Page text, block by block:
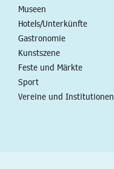
Museen
Hotels/Unterkünfte
Gastronomie
Kunstszene
Feste und Märkte
Sport
Vereine und Institutionen